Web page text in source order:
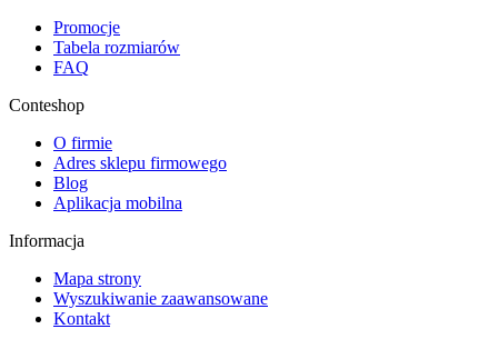
Promocje
Tabela rozmiarów
FAQ
Conteshop
O firmie
Adres sklepu firmowego
Blog
Aplikacja mobilna
Informacja
Mapa strony
Wyszukiwanie zaawansowane
Kontakt